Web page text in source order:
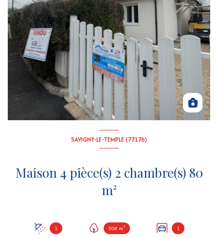
SAVIGNY-LE-TEMPLE (77176)
Maison 4 pièce(s) 2 chambre(s) 80
m²
1 508 m² 1